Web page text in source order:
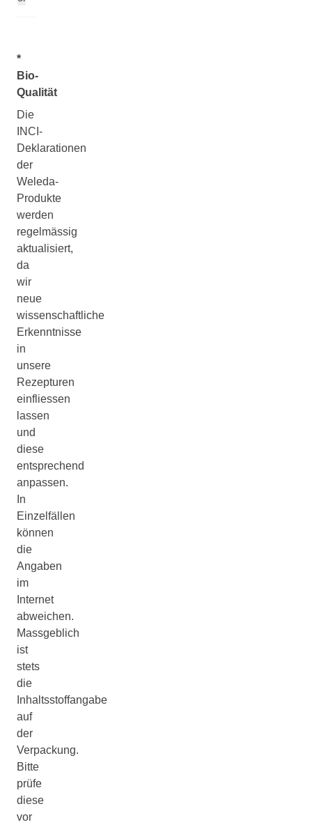
*
Bio-
Qualität
Die
INCI-
Deklarationen
der
Weleda-
Produkte
werden
regelmässig
aktualisiert,
da
wir
neue
wissenschaftliche
Erkenntnisse
in
unsere
Rezepturen
einfliessen
lassen
und
diese
entsprechend
anpassen.
In
Einzelfällen
können
die
Angaben
im
Internet
abweichen.
Massgeblich
ist
stets
die
Inhaltsstoffangabe
auf
der
Verpackung.
Bitte
prüfe
diese
vor